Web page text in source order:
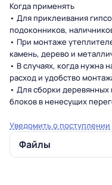
Когда применять
• Для приклеивания
подоконников,
• При монтаже
камень, дерево и
• В случаях, когда нужна
расход и удобство
• Для сборки деревянных
блоков в ненесущих
Уведомить о поступлении
Файлы